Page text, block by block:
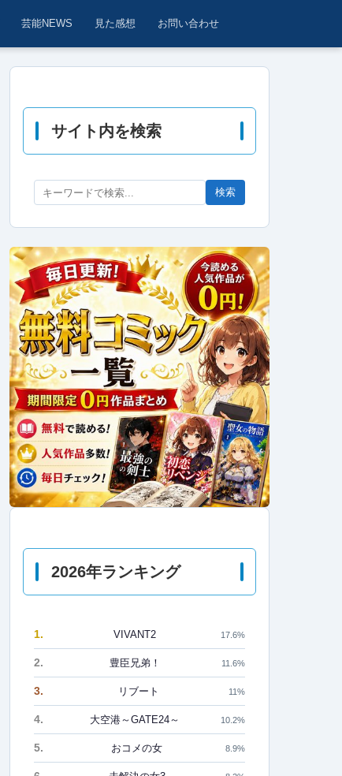
芸能NEWS 見た感想 お問い合わせ
サイト内を検索
検索
2026年ランキング
1. VIVANT2 17.6%
2. 豊臣兄弟！ 11.6%
3. リブート 11%
4. 大空港～GATE24～ 10.2%
5. おコメの女 8.9%